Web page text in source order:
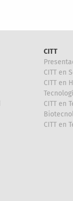
CITT
CITT en
CITT en
CITT en
CITT en